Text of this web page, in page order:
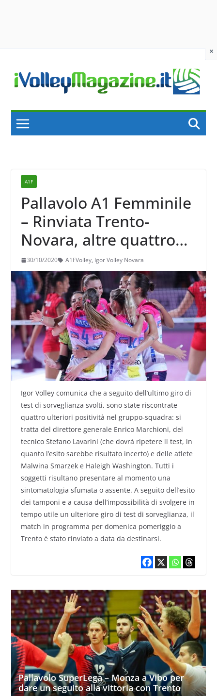
×
content
A1F
Pallavolo A1 Femminile
– Rinviata Trento-
Novara, altre quattro
positività riscontrate
nel gruppo della Igor
30/10/2020 A1FVolley, Igor Volley Novara
Igor Volley comunica che a seguito dell’ultimo giro di
test di sorveglianza svolti, sono state riscontrate
quattro ulteriori positività nel gruppo-squadra: si
tratta del direttore generale Enrico Marchioni, del
tecnico Stefano Lavarini (che dovrà ripetere il test, in
quanto l’esito sarebbe risultato incerto) e delle atlete
Malwina Smarzek e Haleigh Washington. Tutti i
soggetti risultano presentare al momento una
sintomatologia sfumata o assente. A seguito dell’esito
dei tamponi e a causa dell’impossibilità di svolgere in
tempo utile un ulteriore giro di test di sorveglianza, il
match in programma per domenica pomeriggio a
Trento è stato rinviato a data da destinarsi.
Pallavolo SuperLega – Monza a Vibo per
dare un seguito alla vittoria con Trento